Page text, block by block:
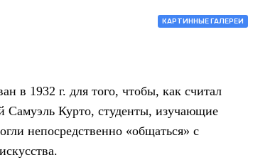
КАРТИННЫЕ ГАЛЕРЕИ
в 1932 г. для того, чтобы, как считал
Самуэль Курто, студенты, изучающие
непосредственно «общаться» с